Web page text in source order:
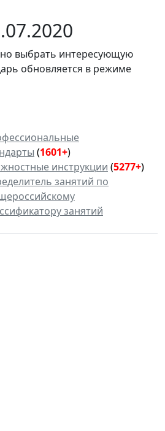
выбрать интересующую
обновляется в режиме
(1601+)
инструкции (5277+)
занятий по
занятий